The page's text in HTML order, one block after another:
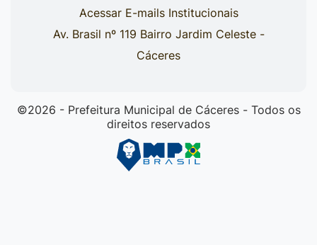
Acessar E-mails Institucionais
Av. Brasil nº 119 Bairro Jardim Celeste -
Cáceres
©2026 - Prefeitura Municipal de Cáceres - Todos os
direitos reservados